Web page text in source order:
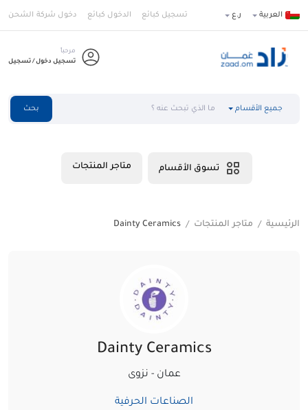
العربية ر.ع تسجيل كبائع الدخول كبائع دخول شركة الشحن
مرحباً
تسجيل دخول / تسجيل
جميع الأقسام بحث
تسوق الأقسام متاجر المنتجات
الرئيسية / متاجر المنتجات /
Dainty Ceramics
Dainty Ceramics
عمان - نزوى‏
الصناعات الحرفية